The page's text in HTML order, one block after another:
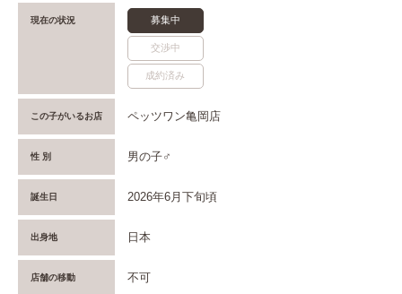
現在の状況 募集中
交渉中
成約済み
この子がいるお店 ペッツワン亀岡店
性 別 男の子♂
誕生日 2026年6月下旬頃
出身地 日本
店舗の移動 不可